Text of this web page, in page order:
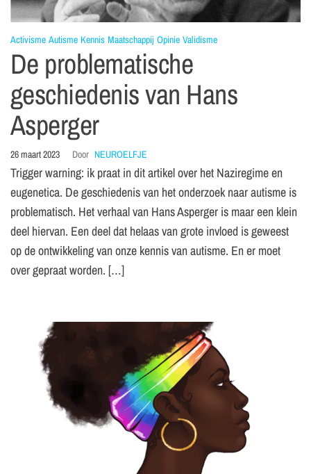
Activisme Autisme Kennis Maatschappij Opinie Validisme
De problematische
geschiedenis van Hans
Asperger
26 maart 2023 Door NEUROELFJE
Trigger warning: ik praat in dit artikel over het Naziregime en
eugenetica. De geschiedenis van het onderzoek naar autisme is
problematisch. Het verhaal van Hans Asperger is maar een klein
deel hiervan. Een deel dat helaas van grote invloed is geweest
op de ontwikkeling van onze kennis van autisme. En er moet
over gepraat worden. […]